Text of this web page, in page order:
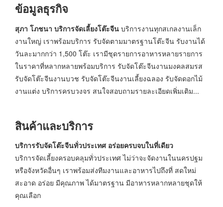
ข้อมูลธุรกิจ
สุภา โภชนา บริการจัดเลี้ยงโต๊ะจีน บริการงานทุกสเกลงานเล็ก
งานใหญ่ เราพร้อมบริการ รับจัดตามมาตรฐานโต๊ะจีน รับงานได้
วันละมากกว่า 1,500 โต๊ะ เรามีชุดรายการอาหารหลายรายการ
ในราคาที่หลากหลายพร้อมบริการ รับจัดโต๊ะจีนงานมงคลสมรส
รับจัดโต๊ะจีนงานบวช รับจัดโต๊ะจีนงานเลี้ยงฉลอง รับจัดดอกไม้
งานแต่ง บริการครบวงจร สนใจสอบถามรายละเอียดเพิ่มเติม...
สินค้าและบริการ
บริการรับจัดโต๊ะจีนทั่วประเทศ อร่อยครบจบในที่เดียว
บริการจัดเลี้ยงครอบคลุมทั่วประเทศ ไม่ว่าจะจัดงานในนครปฐม
หรือจังหวัดอื่นๆ เราพร้อมส่งทีมงานและอาหารไปถึงที่ สดใหม่
สะอาด อร่อย มีคุณภาพ ได้มาตรฐาน มีอาหารหลากหลายชุดให้
คุณเลือก